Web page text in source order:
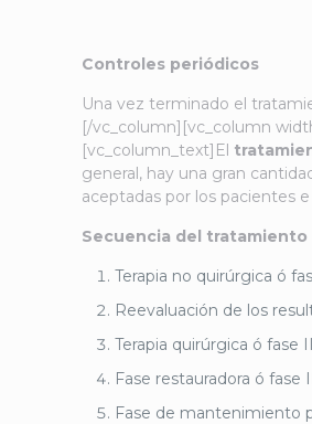
Controles periódicos
Una vez terminado el
[/vc_column][vc_column
[vc_column_text]El
general, hay una gran
aceptadas por los pacientes
Secuencia del
Terapia no quirúrgica ó
Reevaluación de los
Terapia quirúrgica ó fase
Fase restauradora ó
Fase de mantenimiento